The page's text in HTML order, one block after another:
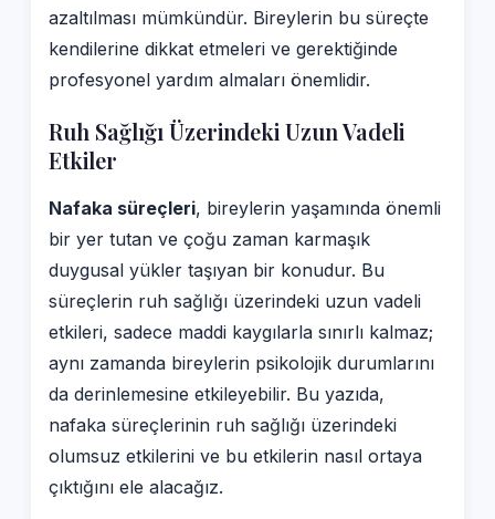
azaltılması mümkündür. Bireylerin bu süreçte
kendilerine dikkat etmeleri ve gerektiğinde
profesyonel yardım almaları önemlidir.
Ruh Sağlığı Üzerindeki Uzun Vadeli
Etkiler
Nafaka süreçleri, bireylerin yaşamında önemli
bir yer tutan ve çoğu zaman karmaşık
duygusal yükler taşıyan bir konudur. Bu
süreçlerin ruh sağlığı üzerindeki uzun vadeli
etkileri, sadece maddi kaygılarla sınırlı kalmaz;
aynı zamanda bireylerin psikolojik durumlarını
da derinlemesine etkileyebilir. Bu yazıda,
nafaka süreçlerinin ruh sağlığı üzerindeki
olumsuz etkilerini ve bu etkilerin nasıl ortaya
çıktığını ele alacağız.